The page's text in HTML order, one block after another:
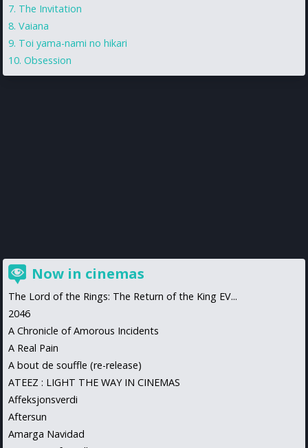
The Invitation
Vaiana
Toi yama-nami no hikari
Obsession
Now in cinemas
The Lord of the Rings: The Return of the King EV...
2046
A Chronicle of Amorous Incidents
A Real Pain
A bout de souffle (re-release)
ATEEZ : LIGHT THE WAY IN CINEMAS
Affeksjonsverdi
Aftersun
Amarga Navidad